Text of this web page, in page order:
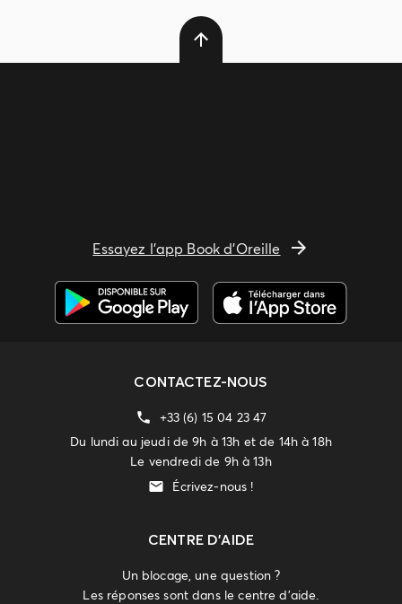
Essayez l'app Book d'Oreille
CONTACTEZ-NOUS
+33 (6) 15 04 23 47
Du lundi au jeudi de 9h à 13h et de 14h à 18h
Le vendredi de 9h à 13h
Écrivez-nous !
CENTRE D'AIDE
Un blocage, une question ?
Les réponses sont dans le centre d'aide.